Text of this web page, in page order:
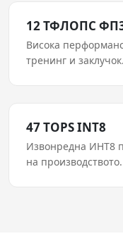
12 ТФЛОПС
Висока
тренинг и заклучок.
47 TOPS INT8
Извонредна ИНТ8
на производството.